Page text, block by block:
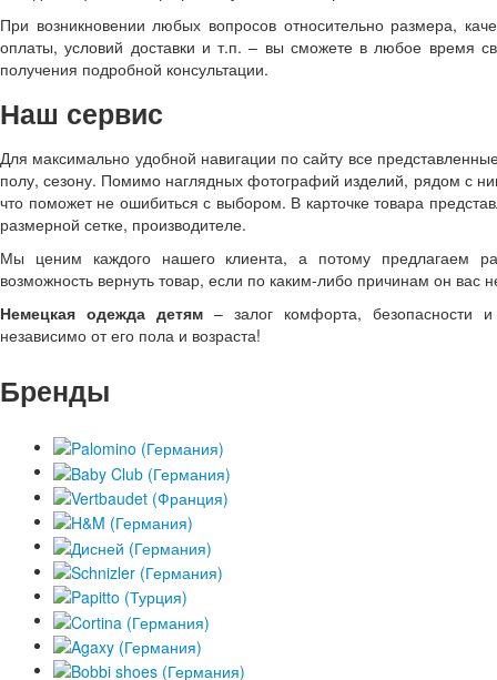
При возникновении любых вопросов относительно размера,
оплаты, условий доставки и т.п. – вы сможете в любое время
получения подробной консультации.
Наш сервис
Для максимально удобной навигации по сайту все
полу, сезону. Помимо наглядных фотографий изделий, рядом с
что поможет не ошибиться с выбором. В карточке товара
размерной сетке, производителе.
Мы ценим каждого нашего клиента, а потому предлагаем
возможность вернуть товар, если по каким-либо причинам он вас
Немецкая одежда детям – залог комфорта, безопасности
независимо от его пола и возраста!
Бренды